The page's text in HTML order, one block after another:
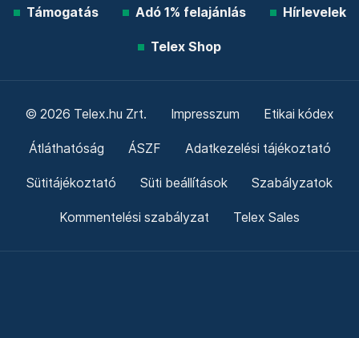
Támogatás Adó 1% felajánlás Hírlevelek
Telex Shop
© 2026 Telex.hu Zrt. Impresszum Etikai kódex
Átláthatóság ÁSZF Adatkezelési tájékoztató
Sütitájékoztató Süti beállítások Szabályzatok
Kommentelési szabályzat Telex Sales